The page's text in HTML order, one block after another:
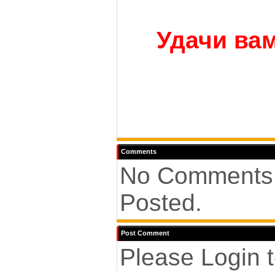
Удачи
Comments
No
Posted.
Post Comment
Please Login